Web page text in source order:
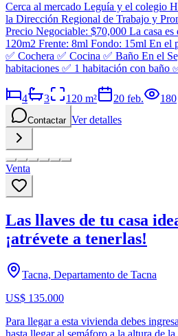
Cerca al mercado Leguía y el colegio
la Dirección Regional de Trabajo y
Precio Negociable: $70,000 La casa es
120m2 Frente: 8ml Fondo: 15ml En el
✅ Cochera ✅ Cocina ✅ Baño En el
habitaciones ✅ 1 habitación con baño
4 3 120 m² 20 feb. 180
Contactar Ver detalles
Venta
Las llaves de tu casa
¡atrévete a tenerlas!
Tacna, Departamento de Tacna
US$ 135.000
Para llegar a esta vivienda debes